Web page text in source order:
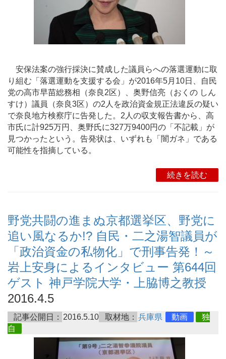
安保法案の強行採決に賛成した議員らへの落選運動に取
り組む「落選運動を支援する会」が2016年5月10日、自民
党の高市早苗総務相（奈良2区）、奥野信亮（おくの しん
すけ）議員（奈良3区）の2人を政治資金規正法違反の疑い
で奈良地方検察庁に告発した。2人の収支報告書から、高
市氏に計925万円、奥野氏に327万9400円の「不記載」が
見つかったという。告発状は、いずれも「闇ガネ」である
可能性を指摘している。
続きを読む
野党共闘の進まぬ京都選挙区、野党に
追い風なるか!? 自民・二之湯智議員が
「政治資金の私物化」で刑事告発！～
岩上安身によるインタビュー 第644回
ゲスト 神戸学院大学・上脇博之教授
2016.4.5
記事公開日： 2016.5.10 取材地： 兵庫県 動画
独
自